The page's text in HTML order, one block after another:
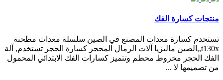
منتجات كسارة الفك
تستخدم كسارة معدات المصنع في الصين سلسلة معدات مطحنة
t130x,,الصين ماليزيا آلات الرمال المحجر كسارة الحجر تستخدم, آلة
الفك الحجر مخروط محطم وتتميز كسارات الفك الابتدائي المحمول
من تصميمها لا ...